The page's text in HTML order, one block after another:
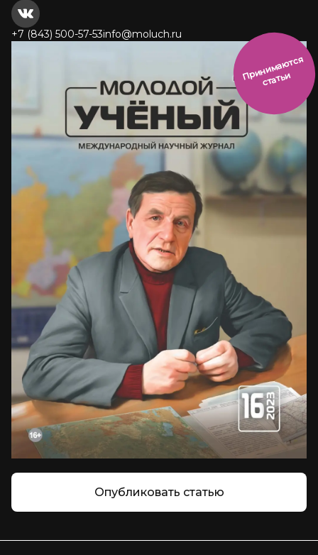
+7 (843) 500-57-53info@moluch.ru
П
р
и
н
и
м
а
ют
с
я
ст
ать
и
Опубликовать статью